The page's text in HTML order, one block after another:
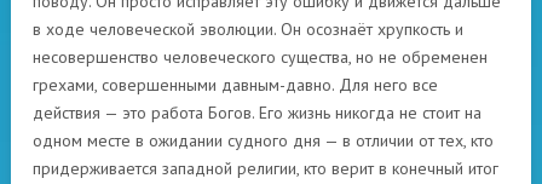
в ходе человеческой эволюции. Он осознаёт хрупкость и
несовершенство человеческого существа, но не обременен
грехами, совершенными давным-давно. Для него все
действия — это работа Богов. Его жизнь никогда не стоит на
одном месте в ожидании судного дня — в отличии от тех, кто
придерживается западной религии, кто верит в конечный итог